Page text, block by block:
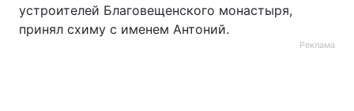
Архів Вакансії
устроителей Благовещенского монастыря,
принял схиму с именем Антоний.
Реклама